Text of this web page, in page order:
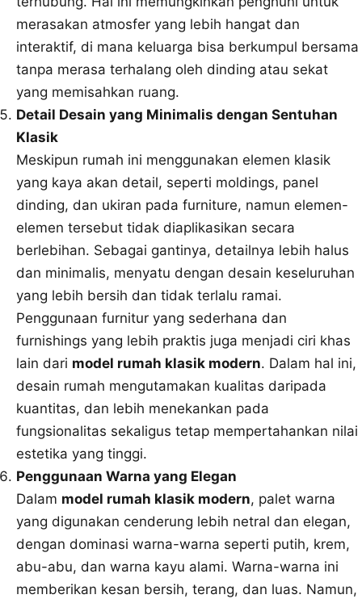
merasakan atmosfer yang lebih hangat dan
interaktif, di mana keluarga bisa berkumpul bersama
tanpa merasa terhalang oleh dinding atau sekat
yang memisahkan ruang.
Detail Desain yang Minimalis dengan Sentuhan
Klasik
Meskipun rumah ini menggunakan elemen klasik
yang kaya akan detail, seperti moldings, panel
dinding, dan ukiran pada furniture, namun elemen-
elemen tersebut tidak diaplikasikan secara
berlebihan. Sebagai gantinya, detailnya lebih halus
dan minimalis, menyatu dengan desain keseluruhan
yang lebih bersih dan tidak terlalu ramai.
Penggunaan furnitur yang sederhana dan
furnishings yang lebih praktis juga menjadi ciri khas
lain dari model rumah klasik modern. Dalam hal ini,
desain rumah mengutamakan kualitas daripada
kuantitas, dan lebih menekankan pada
fungsionalitas sekaligus tetap mempertahankan nilai
estetika yang tinggi.
Penggunaan Warna yang Elegan
Dalam model rumah klasik modern, palet warna
yang digunakan cenderung lebih netral dan elegan,
dengan dominasi warna-warna seperti putih, krem,
abu-abu, dan warna kayu alami. Warna-warna ini
memberikan kesan bersih, terang, dan luas. Namun,